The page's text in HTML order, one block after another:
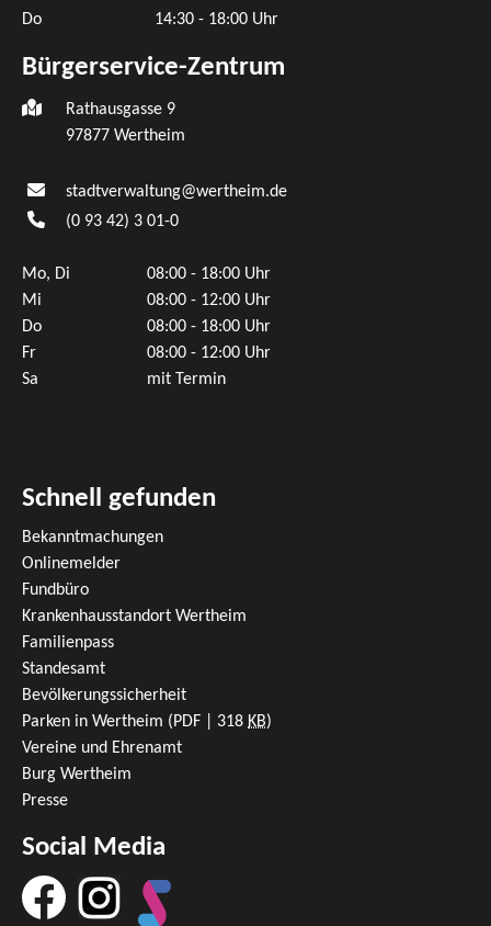
Do
14:30 - 18:00 Uhr
Bürgerservice-Zentrum
Rathausgasse 9
97877 Wertheim
stadtverwaltung@wertheim.de
(0 93 42) 3 01-0
Mo, Di
08:00 - 18:00 Uhr
Mi
08:00 - 12:00 Uhr
Do
08:00 - 18:00 Uhr
Fr
08:00 - 12:00 Uhr
Sa
mit Termin
Schnell gefunden
Bekanntmachungen
Onlinemelder
Fundbüro
Krankenhausstandort Wertheim
Familienpass
Standesamt
Bevölkerungssicherheit
Parken in Wertheim (PDF | 318 KB)
Vereine und Ehrenamt
Burg Wertheim
Presse
Social Media